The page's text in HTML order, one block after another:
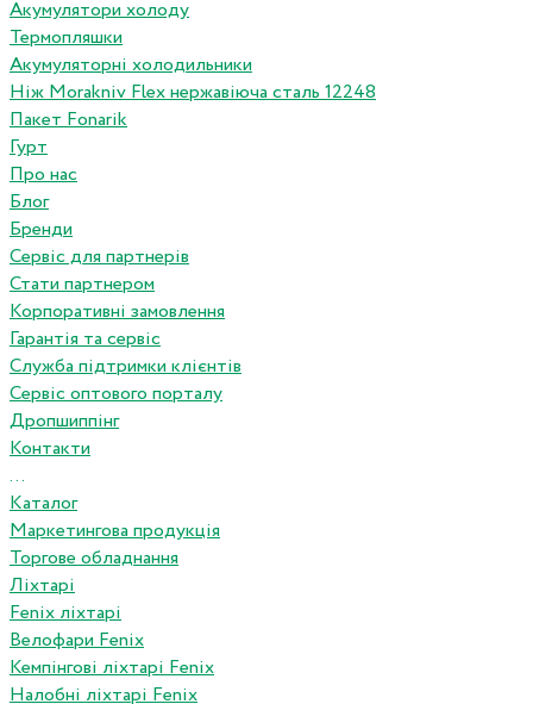
Акумулятори холоду
Термопляшки
Акумуляторні холодильники
Ніж Morakniv Flex нержавіюча сталь 12248
Пакет Fonarik
Гурт
Про нас
Блог
Бренди
Сервіс для партнерів
Стати партнером
Корпоративні замовлення
Гарантія та сервіс
Служба підтримки клієнтів
Сервіс оптового порталу
Дропшиппінг
Контакти
...
Каталог
Маркетингова продукція
Торгове обладнання
Ліхтарі
Fenix ліхтарі
Велофари Fenix
Кемпінгові ліхтарі Fenix
Налобні ліхтарі Fenix